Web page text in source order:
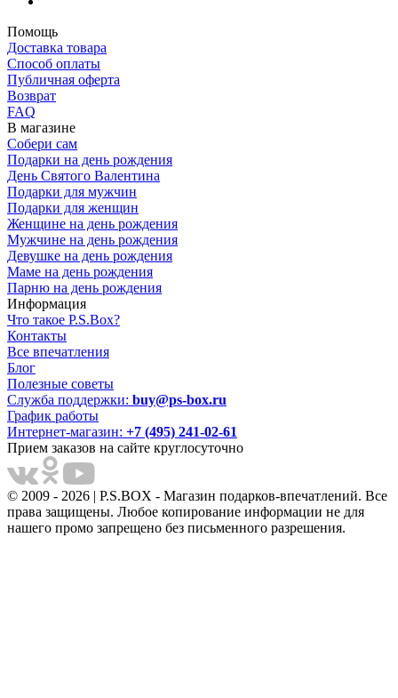
Помощь
Доставка товара
Способ оплаты
Публичная оферта
Возврат
FAQ
В магазине
Собери сам
Подарки на день рождения
День Святого Валентина
Подарки для мужчин
Подарки для женщин
Женщине на день рождения
Мужчине на день рождения
Девушке на день рождения
Маме на день рождения
Парню на день рождения
Информация
Что такое P.S.Box?
Контакты
Все впечатления
Блог
Полезные советы
Служба поддержки: buy@ps-box.ru
График работы
Интернет-магазин: +7 (495) 241-02-61
Прием заказов на сайте круглосуточно
© 2009 - 2026 | P.S.BOX - Магазин подарков-впечатлений. Все
права защищены. Любое копирование информации не для
нашего промо запрещено без письменного разрешения.